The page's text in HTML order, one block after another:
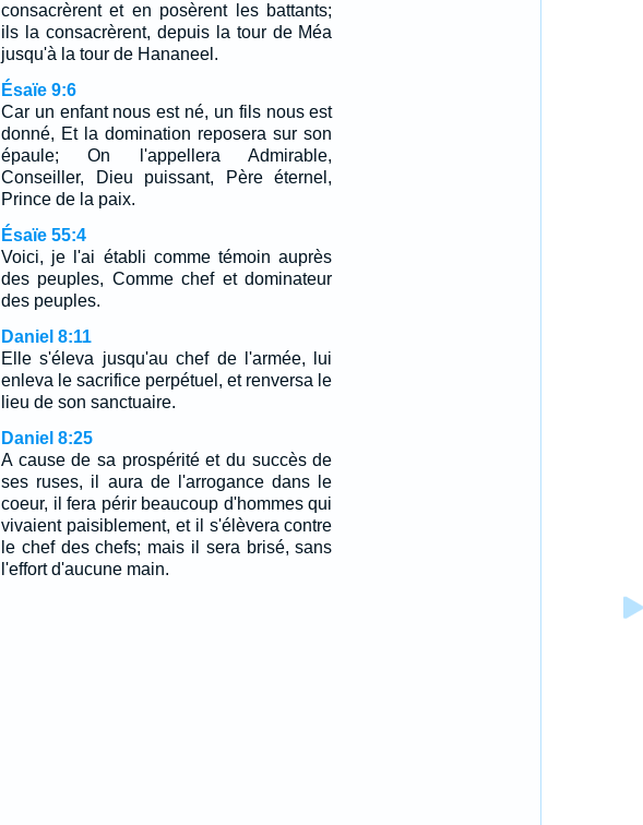
consacrèrent et en posèrent les battants;
ils la consacrèrent, depuis la tour de Méa
jusqu'à la tour de Hananeel.
Ésaïe 9:6
Car un enfant nous est né, un fils nous est
donné, Et la domination reposera sur son
épaule; On l'appellera Admirable,
Conseiller, Dieu puissant, Père éternel,
Prince de la paix.
Ésaïe 55:4
Voici, je l'ai établi comme témoin auprès
des peuples, Comme chef et dominateur
des peuples.
Daniel 8:11
Elle s'éleva jusqu'au chef de l'armée, lui
enleva le sacrifice perpétuel, et renversa le
lieu de son sanctuaire.
Daniel 8:25
A cause de sa prospérité et du succès de
ses ruses, il aura de l'arrogance dans le
coeur, il fera périr beaucoup d'hommes qui
vivaient paisiblement, et il s'élèvera contre
le chef des chefs; mais il sera brisé, sans
l'effort d'aucune main.